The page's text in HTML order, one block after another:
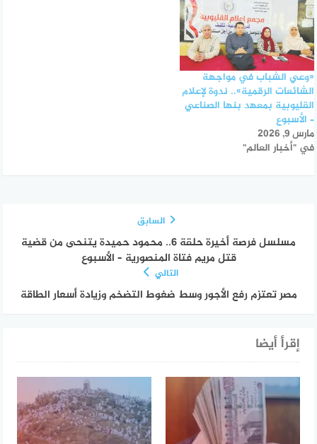
«وعي الشباب في مواجهة
الشائعات الرقمية».. ندوة لإعلام
القليوبية بمعهد بنها الصناعي
– الأسبوع
مارس 9, 2026
في "أخبار العالم"
السابق
مسلسل فرصة أخيرة حلقة 6.. محمود حميدة يتنحى من قضية
قتل مريم فتاة المنصورية – الأسبوع
التالي
مصر تعتزم رفع الأجور وسط ضغوط التضخم وزيادة أسعار الطاقة
إقرأ أيضا